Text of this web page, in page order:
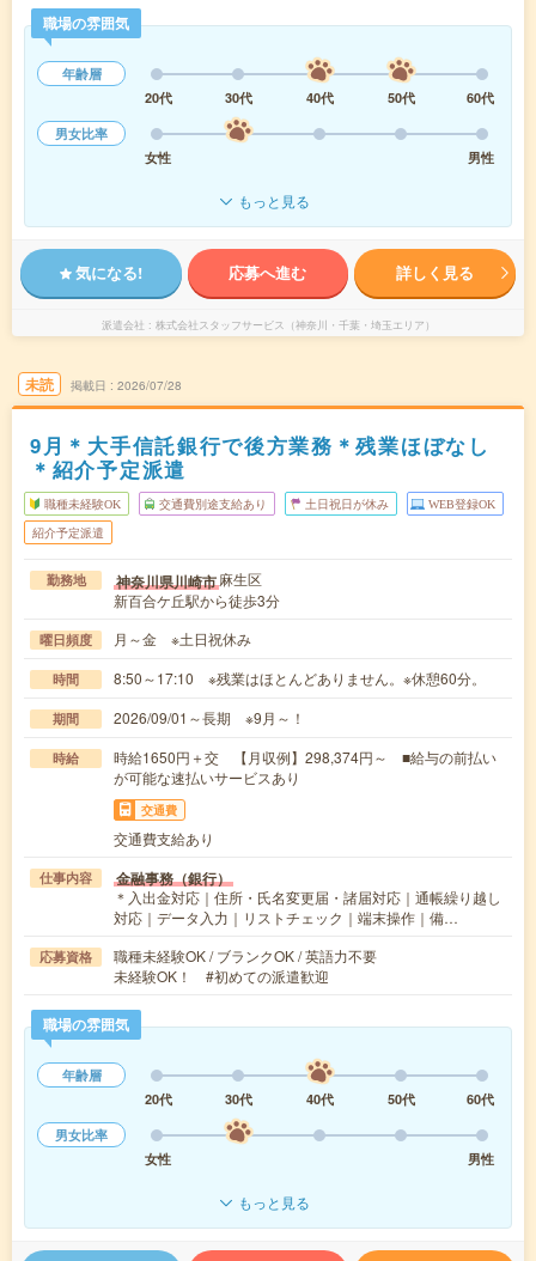
職場の雰囲気
年齢層
20代
30代 40代 50代
60代
男女比率
女性
男性
もっと見る
気になる! 応募へ進む 詳しく見る
派遣会社 株式会社スタッフサービス（神奈川・千葉・埼玉エリア）
未読 掲載日 2026/07/28
9月＊大手信託銀行で後方業務＊残業ほぼなし
＊紹介予定派遣
職種未経験OK 交通費別途支給あり 土日祝日が休み WEB登録OK
紹介予定派遣
勤務地 神奈川県川崎市麻生区
新百合ケ丘駅から徒歩3分
曜日頻度 月～金 ※土日祝休み
時間 8:50～17:10 ※残業はほとんどありません。※休憩60分。
期間 2026/09/01～長期 ※9月～！
時給
時給1650円＋交 【月収例】298,374円～ ■給与の前払い
が可能な速払いサービスあり
交通費
交通費支給あり
仕事内容 金融事務（銀行）
＊入出金対応｜住所・氏名変更届・諸届対応｜通帳繰り越し
対応｜データ入力｜リストチェック｜端末操作｜備…
応募資格
職種未経験OK / ブランクOK / 英語力不要
未経験OK！ #初めての派遣歓迎
職場の雰囲気
年齢層
20代
30代 40代 50代
60代
男女比率
女性
男性
もっと見る